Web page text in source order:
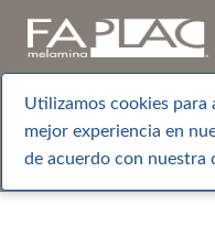
Utilizamos cookies para
mejor experiencia en
de acuerdo con nuestra